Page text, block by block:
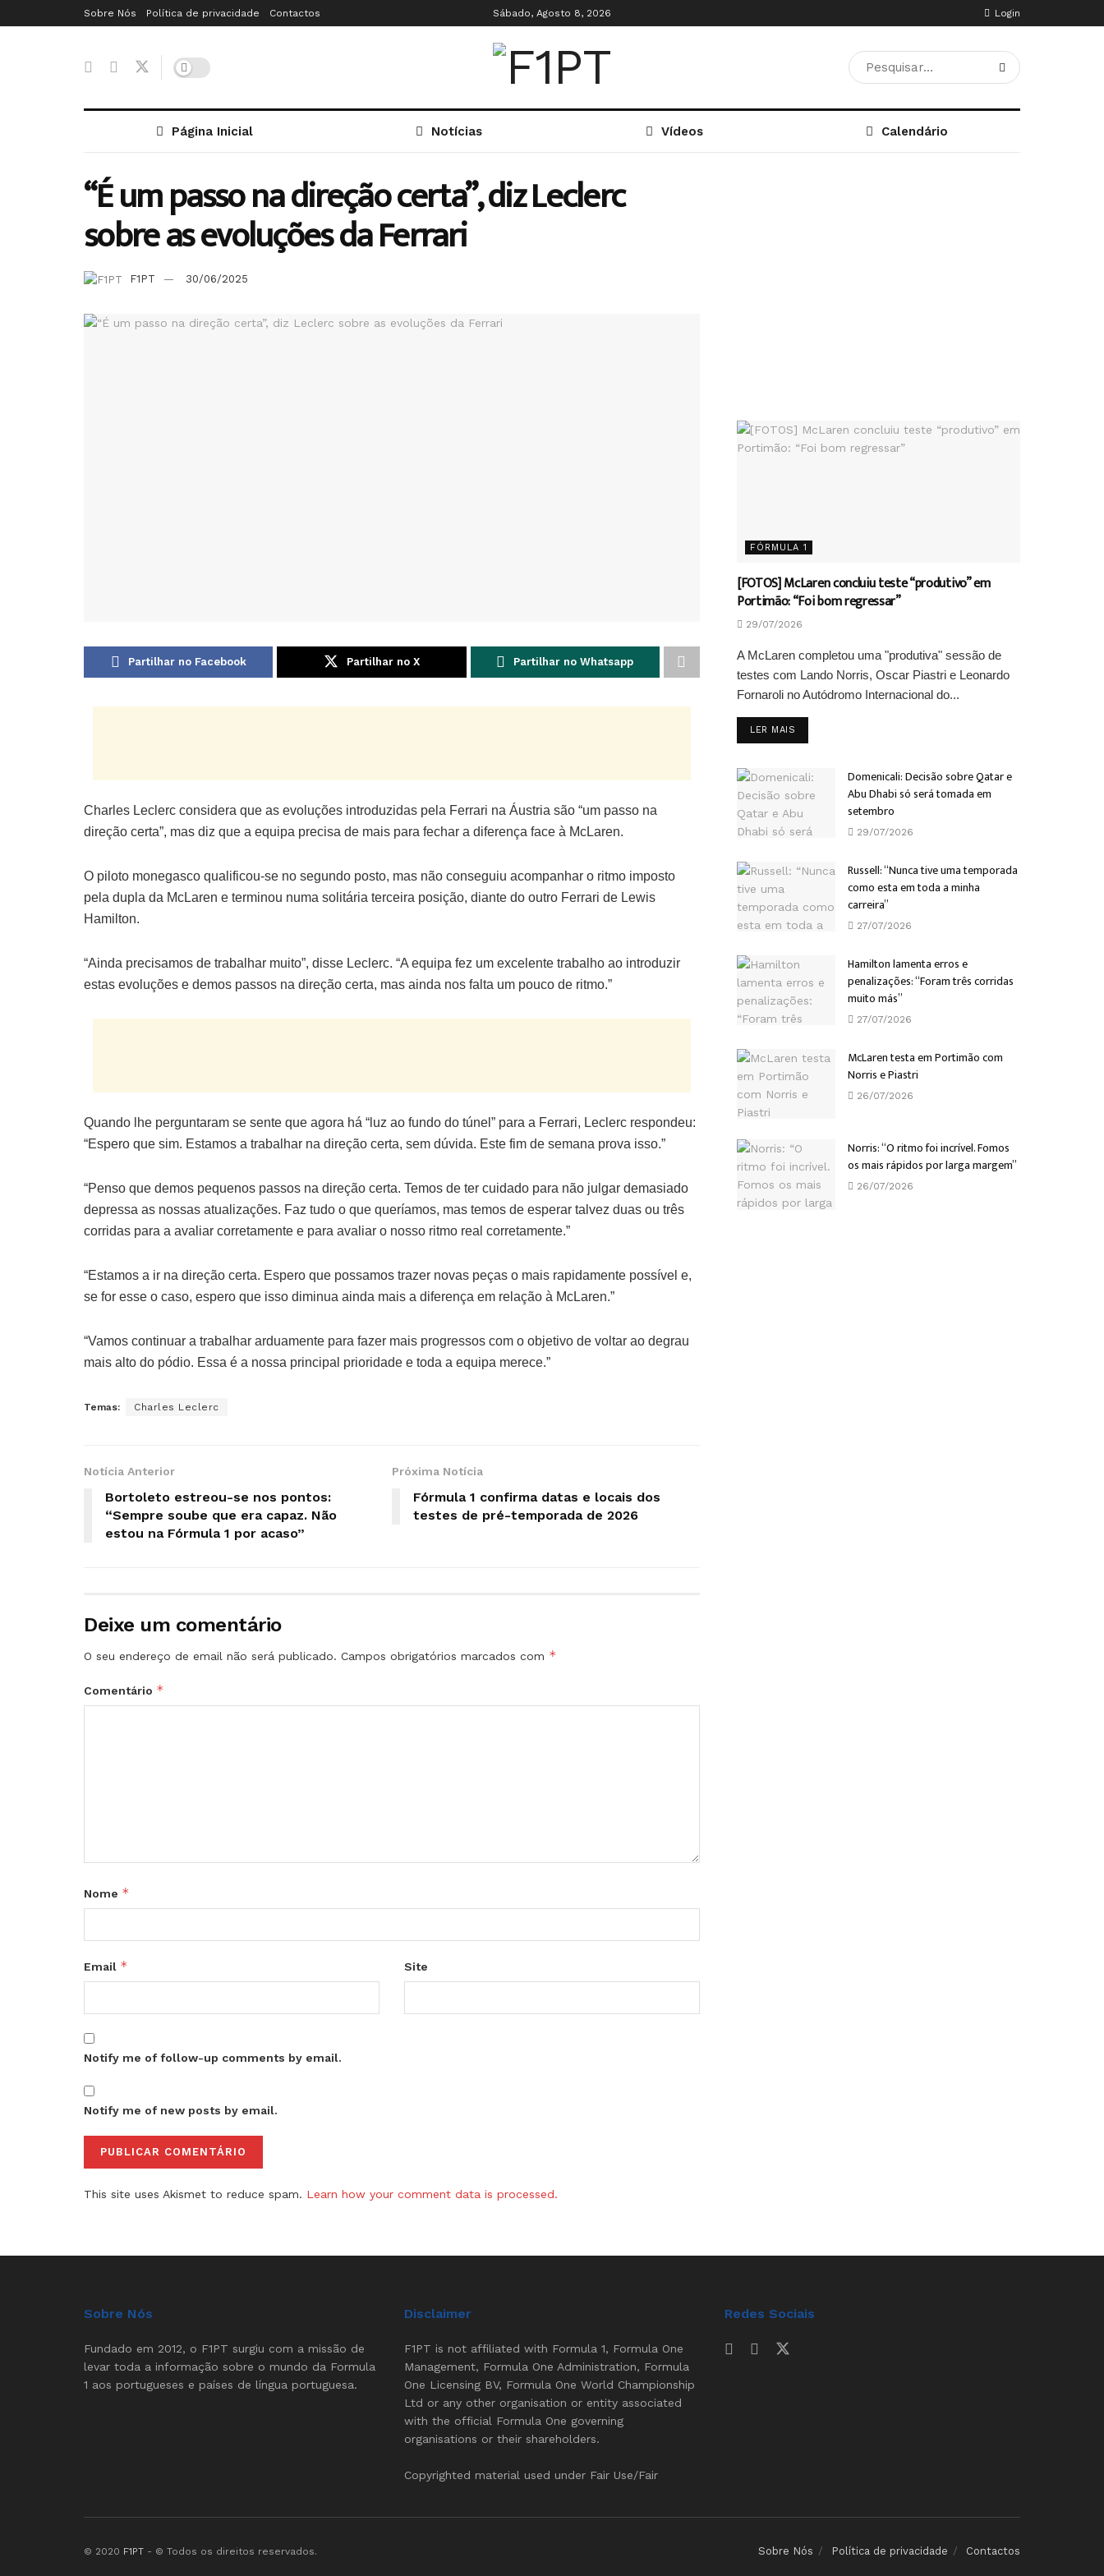
Sobre Nós Política de privacidade Contactos Sábado, Agosto 8, 2026 Login
Página Inicial Notícias Vídeos Calendário
“É um passo na direção certa”, diz Leclerc
sobre as evoluções da Ferrari
F1PT 30/06/2025
Partilhar no Facebook Partilhar no X Partilhar no Whatsapp
Charles Leclerc considera que as evoluções introduzidas pela Ferrari na Áustria são “um passo na
direção certa”, mas diz que a equipa precisa de mais para fechar a diferença face à McLaren.
O piloto monegasco qualificou-se no segundo posto, mas não conseguiu acompanhar o ritmo imposto
pela dupla da McLaren e terminou numa solitária terceira posição, diante do outro Ferrari de Lewis
Hamilton.
“Ainda precisamos de trabalhar muito”, disse Leclerc. “A equipa fez um excelente trabalho ao introduzir
estas evoluções e demos passos na direção certa, mas ainda nos falta um pouco de ritmo.”
Quando lhe perguntaram se sente que agora há “luz ao fundo do túnel” para a Ferrari, Leclerc respondeu:
“Espero que sim. Estamos a trabalhar na direção certa, sem dúvida. Este fim de semana prova isso.”
“Penso que demos pequenos passos na direção certa. Temos de ter cuidado para não julgar demasiado
depressa as nossas atualizações. Faz tudo o que queríamos, mas temos de esperar talvez duas ou três
corridas para a avaliar corretamente e para avaliar o nosso ritmo real corretamente.”
“Estamos a ir na direção certa. Espero que possamos trazer novas peças o mais rapidamente possível e,
se for esse o caso, espero que isso diminua ainda mais a diferença em relação à McLaren.”
“Vamos continuar a trabalhar arduamente para fazer mais progressos com o objetivo de voltar ao degrau
mais alto do pódio. Essa é a nossa principal prioridade e toda a equipa merece.”
Temas: Charles Leclerc
Notícia Anterior
Bortoleto estreou-se nos pontos:
“Sempre soube que era capaz. Não
estou na Fórmula 1 por acaso”
Próxima Notícia
Fórmula 1 confirma datas e locais dos
testes de pré-temporada de 2026
Deixe um comentário
O seu endereço de email não será publicado. Campos obrigatórios marcados com *
Comentário *
Nome *
Email * Site
Notify me of follow-up comments by email.
Notify me of new posts by email.
This site uses Akismet to reduce spam. Learn how your comment data is processed.
FÓRMULA 1
[FOTOS] McLaren concluiu teste “produtivo” em
Portimão: “Foi bom regressar”
29/07/2026
A McLaren completou uma "produtiva" sessão de
testes com Lando Norris, Oscar Piastri e Leonardo
Fornaroli no Autódromo Internacional do...
LER MAIS
Domenicali: Decisão sobre Qatar e
Abu Dhabi só será tomada em
setembro
29/07/2026
Russell: “Nunca tive uma temporada
como esta em toda a minha
carreira”
27/07/2026
Hamilton lamenta erros e
penalizações: “Foram três corridas
muito más”
27/07/2026
McLaren testa em Portimão com
Norris e Piastri
26/07/2026
Norris: “O ritmo foi incrível. Fomos
os mais rápidos por larga margem”
26/07/2026
Sobre Nós
Fundado em 2012, o F1PT surgiu com a missão de
levar toda a informação sobre o mundo da Formula
1 aos portugueses e países de língua portuguesa.
Disclaimer
F1PT is not affiliated with Formula 1, Formula One
Management, Formula One Administration, Formula
One Licensing BV, Formula One World Championship
Ltd or any other organisation or entity associated
with the official Formula One governing
organisations or their shareholders.
Copyrighted material used under Fair Use/Fair
Redes Sociais
Sobre Nós Política de privacidade Contactos
© 2020 F1PT - © Todos os direitos reservados.